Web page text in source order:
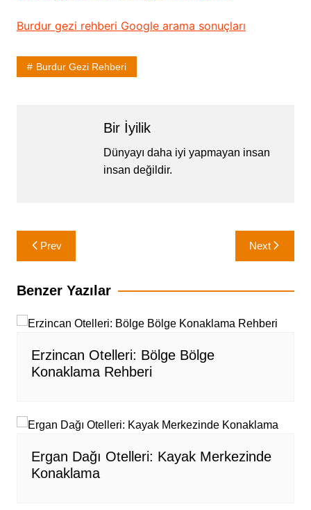
Burdur gezi rehberi Google arama sonuçları
Burdur Gezi Rehberi
Bir İyilik
Dünyayı daha iyi yapmayan insan
insan değildir.
Yazı
gezinmesi
Prev Next
Benzer Yazılar
Erzincan Otelleri: Bölge Bölge
Konaklama Rehberi
Ergan Dağı Otelleri: Kayak Merkezinde
Konaklama